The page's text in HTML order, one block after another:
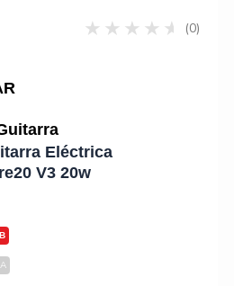
(0)
Eléctrica
V3 20w